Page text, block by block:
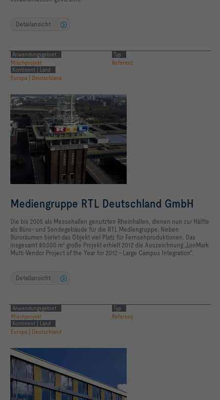
Detailansicht
Anwendungsgebiet
Mischprojekt
Typ
Referenz
Kontinent | Land
Europa | Deutschland
Mediengruppe RTL Deutschland GmbH
Die bis 2005 als Messehallen genutzten Rheinhallen, dienen nun zur Hälfte
als Büro- und Sendegebäude für die RTL Mediengruppe. Neben
Büroräumen bietet das Objekt viel Platz für Fernsehproduktionen. Das
insgesamt 80.000 m² große Projekt erhielt 2012 die Auszeichnung „LonMark
Multi-Vendor Project of the Year for 2012 - Large Campus Integration“.
Detailansicht
Anwendungsgebiet
Mischprojekt
Typ
Referenz
Kontinent | Land
Europa | Deutschland